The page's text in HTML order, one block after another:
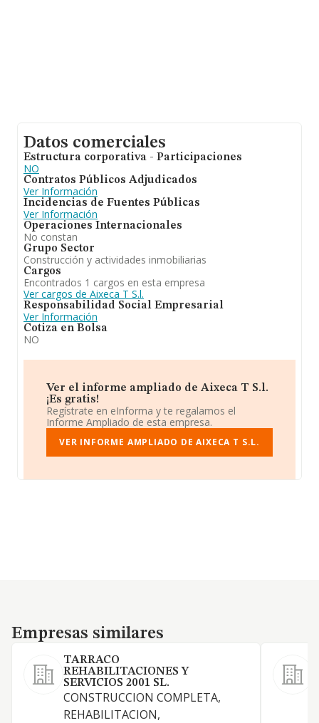
Datos comerciales
Estructura corporativa - Participaciones
NO
Contratos Públicos Adjudicados
Ver Información
Incidencias de Fuentes Públicas
Ver Información
Operaciones Internacionales
No constan
Grupo Sector
Construcción y actividades inmobiliarias
Cargos
Encontrados 1 cargos en esta empresa
Ver cargos de Aixeca T S.l.
Responsabilidad Social Empresarial
Ver Información
Cotiza en Bolsa
NO
Ver el informe ampliado de Aixeca T S.l.
¡Es gratis!
Regístrate en eInforma y te regalamos el
Informe Ampliado de esta empresa.
VER INFORME AMPLIADO DE AIXECA T S.L.
Empresas similares
Empresas similares
TARRACO
REHABILITACIONES Y
SERVICIOS 2001 SL.
CONSTRUCCION COMPLETA,
REHABILITACION,